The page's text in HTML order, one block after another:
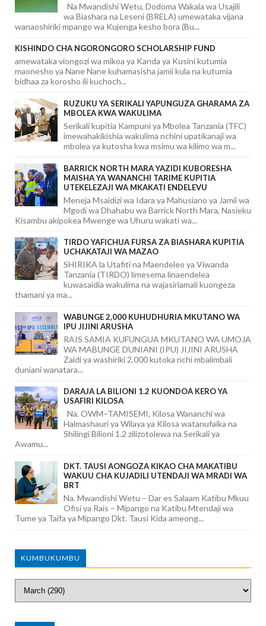
Na Mwandishi Wetu, Dodoma Wakala wa Usajili
wa Biashara na Leseni (BRELA) umewataka vijana
wanaoshiriki mpango wa Kujenga kesho bora (Bu...
KISHINDO CHA NGORONGORO SCHOLARSHIP FUND
amewataka viongozi wa mikoa ya Kanda ya Kusini kutumia
maonesho ya Nane Nane kuhamasisha jamii kula na kutumia
bidhaa za korosho ili kuchoch...
RUZUKU YA SERIKALI YAPUNGUZA GHARAMA ZA
MBOLEA KWA WAKULIMA
Serikali kupitia Kampuni ya Mbolea Tanzania (TFC)
imewahakikishia wakulima nchini upatikanaji wa
mbolea ya kutosha kwa msimu wa kilimo wa m...
BARRICK NORTH MARA YAZIDI KUBORESHA
MAISHA YA WANANCHI TARIME KUPITIA
UTEKELEZAJI WA MKAKATI ENDELEVU
Meneja Msaidizi wa Idara ya Mahusiano ya Jamii wa
Mgodi wa Dhahabu wa Barrick North Mara, Nasieku
Kisambu akipokea Mwenge wa Uhuru wakati wa...
TIRDO YAFICHUA FURSA ZA BIASHARA KUPITIA
UCHAKATAJI WA MAZAO
SHIRIKA la Utafiti na Maendeleo ya Viwanda
Tanzania (TIRDO) limesema linaendelea
kuwasaidia wakulima na wajasiriamali kuongeza
thamani ya ma...
WABUNGE 2,000 KUHUDHURIA MKUTANO WA
IPU JIJINI ARUSHA
RAIS SAMIA KUFUNGUA MKUTANO WA UMOJA
WA MABUNGE DUNIANI (IPU) JIJINI ARUSHA
Zaidi ya washiriki 2,000 kutoka nchi mbalimbali
duniani wanatara...
DARAJA LA BILIONI 1.2 KUONDOA KERO YA
USAFIRI KILOSA
Na. OWM–TAMISEMI, Kilosa Wananchi wa
Halmashauri ya Wilaya ya Kilosa watanufaika na
Shilingi Bilioni 1.2 zilizotolewa na Serikali ya
Awamu...
DKT. TAUSI AONGOZA KIKAO CHA MAKATIBU
WAKUU CHA KUJADILI UTENDAJI WA MRADI WA
BRT
Na. Mwandishi Wetu – Dar es Salaam Katibu Mkuu
Ofisi ya Rais – Mipango na Katibu Mtendaji wa
Tume ya Taifa ya Mipango Dkt. Tausi Kida ameong...
KUMBUKUMBU